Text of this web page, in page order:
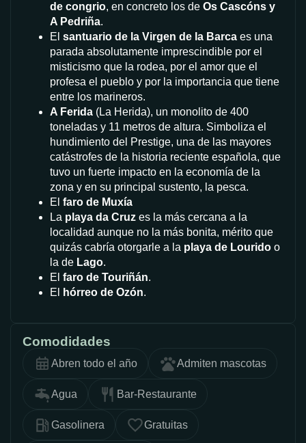
de congrio, en concreto los de Os Cascóns y
A Pedriña.
El santuario de la Virgen de la Barca es una
parada absolutamente imprescindible por el
misticismo que la rodea, por el amor que el
profesa el pueblo y por la importancia que tiene
entre los marineros.
A Ferida (La Herida), un monolito de 400
toneladas y 11 metros de altura. Simboliza el
hundimiento del Prestige, una de las mayores
catástrofes de la historia reciente española, que
tuvo un fuerte impacto en la economía de la
zona y en su principal sustento, la pesca.
El faro de Muxía
La playa da Cruz es la más cercana a la
localidad aunque no la más bonita, mérito que
quizás cabría otorgarle a la playa de Lourido o
la de Lago.
El faro de Touriñán.
El
hórreo de Ozón.
Comodidades
Abren todo el año Admiten mascotas
Agua Bar-Restaurante
Gasolinera Gratuitas